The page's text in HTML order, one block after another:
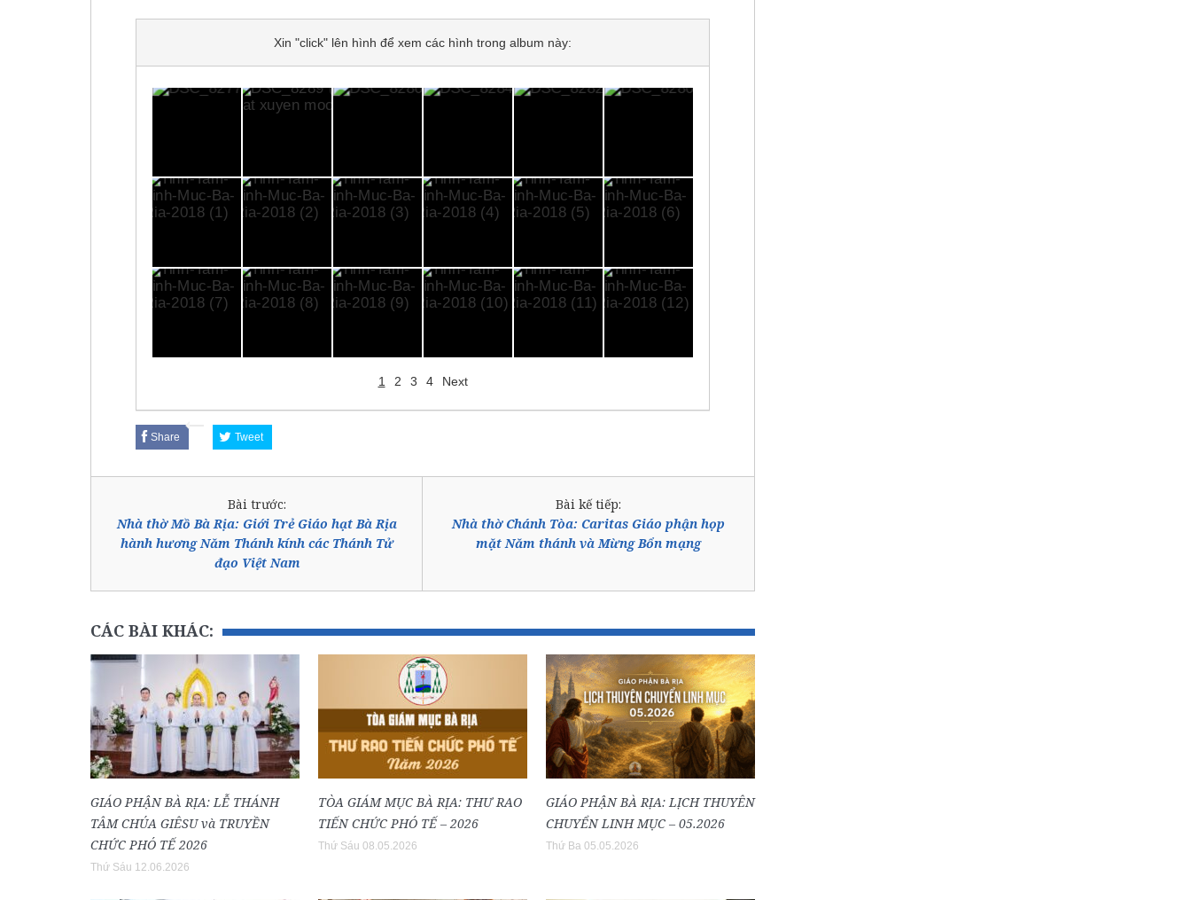
Xin "click" lên hình để xem các hình trong album này:
1 2 3 4 Next
Share Tweet
Bài trước:
Nhà thờ Mồ Bà Rịa: Giới Trẻ Giáo hạt Bà Rịa
hành hương Năm Thánh kính các Thánh Tử
đạo Việt Nam
Bài kế tiếp:
Nhà thờ Chánh Tòa: Caritas Giáo phận họp
mặt Năm thánh và Mừng Bổn mạng
CÁC BÀI KHÁC:
GIÁO PHẬN BÀ RỊA: LỄ THÁNH
TÂM CHÚA GIÊSU và TRUYỀN
CHỨC PHÓ TẾ 2026
Thứ Sáu 12.06.2026
TÒA GIÁM MỤC BÀ RỊA: THƯ RAO
TIẾN CHỨC PHÓ TẾ – 2026
Thứ Sáu 08.05.2026
GIÁO PHẬN BÀ RỊA: LỊCH THUYÊN
CHUYỂN LINH MỤC – 05.2026
Thứ Ba 05.05.2026